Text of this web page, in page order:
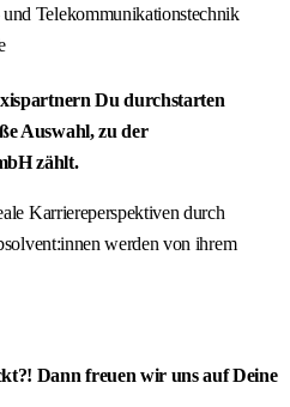
Telekommunikationstechnik
Du durchstarten
Auswahl, zu der
zählt.
Karriereperspektiven durch
werden von ihrem
Dann freuen wir uns auf Deine